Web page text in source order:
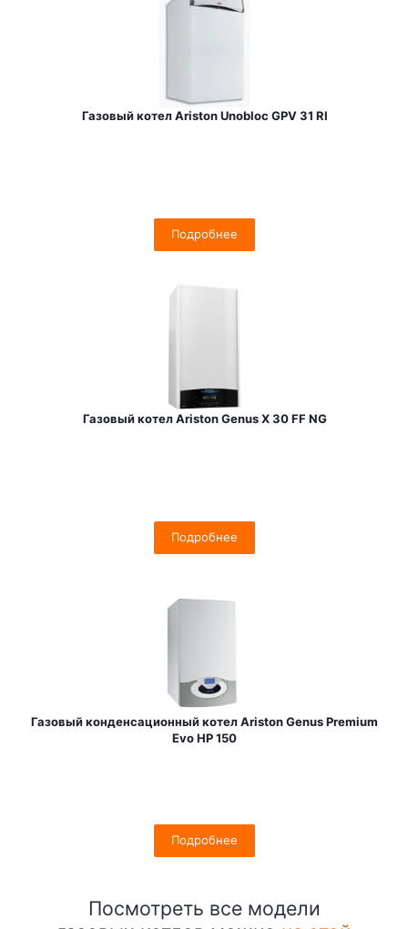
Газовый котел Ariston Unobloc GPV 31 RI
Подробнее
Газовый котел Ariston Genus X 30 FF NG
Подробнее
Газовый конденсационный котел Ariston Genus Premium
Evo HP 150
Подробнее
Посмотреть все модели